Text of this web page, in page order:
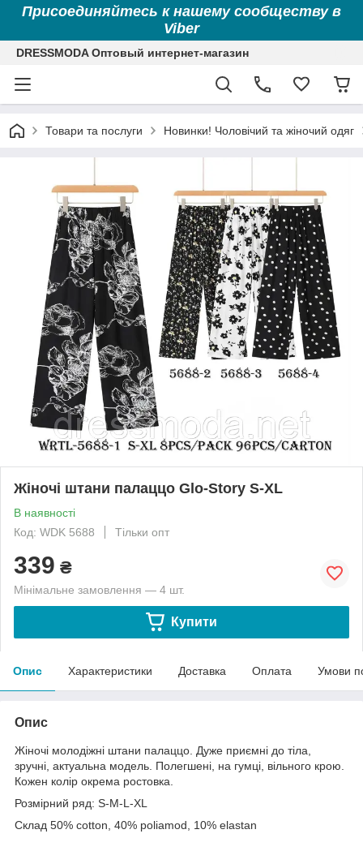
Присоединяйтесь к нашему сообществу в
Viber
DRESSMODA Оптовый интернет-магазин
Товари та послуги Новинки! Чоловічий та жіночий одяг
Жіночі штани палаццо Glo-Story S-XL
В наявності
Код: WDK 5688
Тільки опт
339 ₴
Мінімальне замовлення — 4 шт.
Купити
Опис Характеристики Доставка Оплата Умови
Опис
Жіночі молодіжні штани палаццо. Дуже приємні до тіла,
зручні, актуальна модель. Полегшені, на гумці, вільного крою.
Кожен колір окрема ростовка.
Розмірний ряд: S-M-L-XL
Склад 50% cotton, 40% poliamod, 10% elastan